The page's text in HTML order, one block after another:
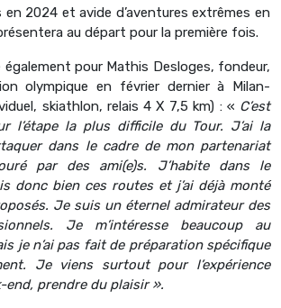
en 2024 et avide d’aventures extrêmes en
au départ pour la première fois.
également pour Mathis Desloges, fondeur,
olympique en février dernier à Milan-
skiathlon, relais 4 X 7,5 km) : « C’est
l’étape la plus difficile du Tour. J’ai la
dans le cadre de mon partenariat
par des ami(e)s. J’habite dans le
donc bien ces routes et j’ai déjà monté
Je suis un éternel admirateur des
Je m’intéresse beaucoup au
je n’ai pas fait de préparation spécifique
Je viens surtout pour l’expérience
end, prendre du plaisir ».